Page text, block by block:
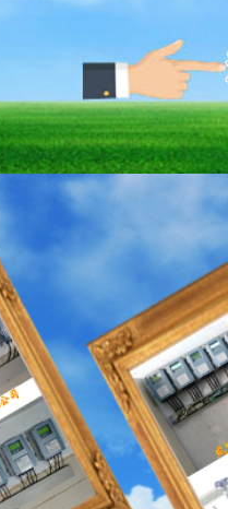
4. 适用于工矿企业
5. 卫生防疫站公
6. 环境环保监测部
7. 市政监烟；
8. 科学研究，滤料
9. 建筑或爆破的地
10. 室内空气质量
11. 工厂需要清洁
12. 各种研究机构
:管道粉尘浓度检测仪的
:粉尘浓度检测传感器在
华德林粉尘在线监
逆势深耕提质创
HDL-FC-100B-
自动反吹防爆粉尘
武汉华德林科技防